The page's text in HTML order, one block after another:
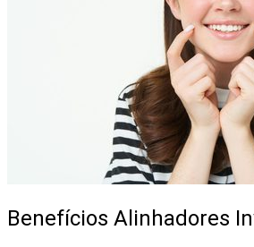
Benefícios Alinhadores